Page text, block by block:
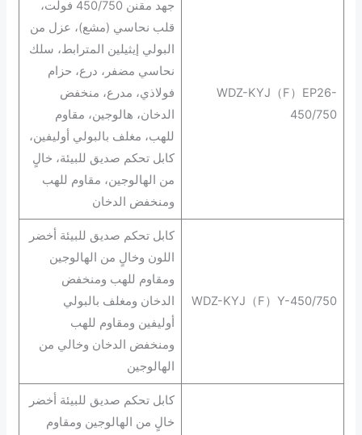
WDZ-KYJ（F）EP26-
450/750
جهد مقنن 450/750 فولت،
قلب نحاسي (مشع)، عزل من
البولي إيثيلين المترابط، سلك
نحاسي مضفر، درع، حزام
فولاذي، مدرع، منخفض
الدخان، هالوجين، مقاوم
للهب، مغلف بالبولي أوليفين،
كابل تحكم صديق للبيئة، خالٍ
من الهالوجين، مقاوم للهب
ومنخفض الدخان
WDZ-KYJ（F）Y-450/750
كابل تحكم صديق للبيئة أخضر
اللون وخالٍ من الهالوجين
ومقاوم للهب ومنخفض
الدخان ومغلف بالبولي
أوليفين ومقاوم للهب
ومنخفض الدخان وخالي من
الهالوجين
كابل تحكم صديق للبيئة أخضر
خالٍ من الهالوجين ومقاوم